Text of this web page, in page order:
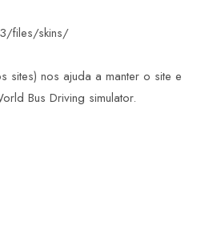
files/skins/
sites) nos ajuda a manter o site e
Bus Driving simulator.